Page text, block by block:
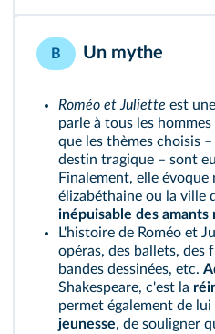
B Un mythe
Roméo et Juliette est
parle à tous les
que les thèmes choisis
destin tragique – sont
Finalement, elle
élizabéthaine ou la ville
inépuisable des amants
L'histoire de Roméo et
opéras, des ballets, des
bandes dessinées, etc.
Shakespeare, c'est la
permet également de
jeunesse, de souligner